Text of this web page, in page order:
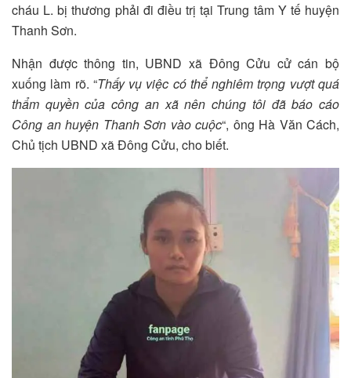
cháu L. bị thương phải đi điều trị tại Trung tâm Y tế huyện
Thanh Sơn.
Nhận được thông tin, UBND xã Đông Cửu cử cán bộ
xuống làm rõ. “Thấy vụ việc có thể nghiêm trọng vượt quá
thẩm quyền của công an xã nên chúng tôi đã báo cáo
Công an huyện Thanh Sơn vào cuộc“, ông Hà Văn Cách,
Chủ tịch UBND xã Đông Cửu, cho biết.